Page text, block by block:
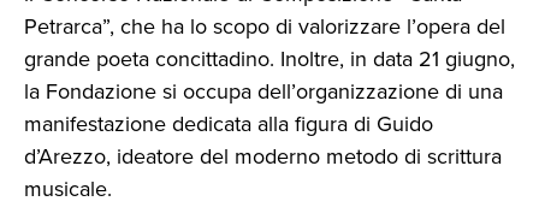
Petrarca”, che ha lo scopo di valorizzare l’opera del
grande poeta concittadino. Inoltre, in data 21 giugno,
la Fondazione si occupa dell’organizzazione di una
manifestazione dedicata alla figura di Guido
d’Arezzo, ideatore del moderno metodo di scrittura
musicale.